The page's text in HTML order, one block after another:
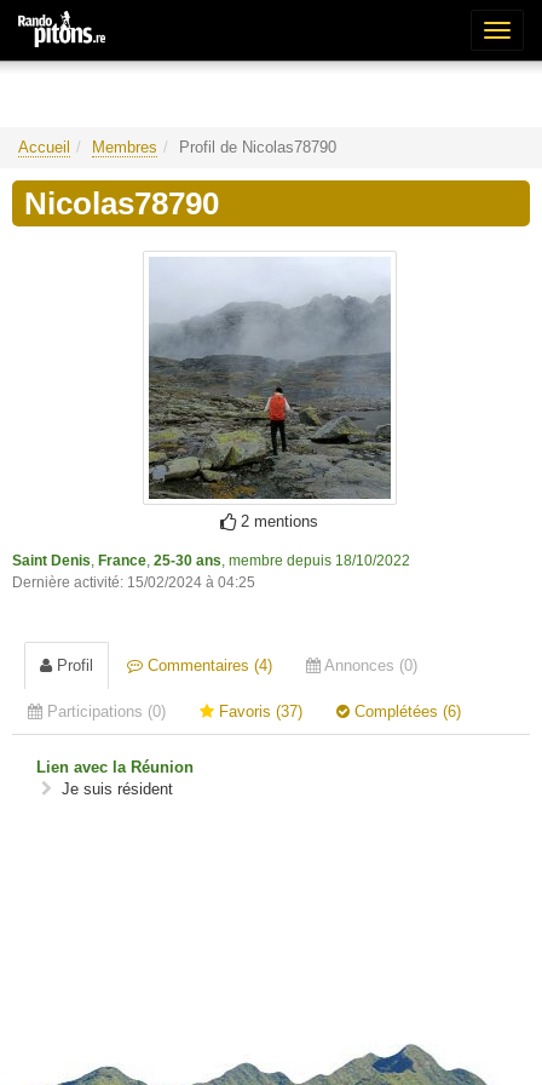
Accueil Membres Profil de Nicolas78790
Nicolas78790
2 mentions
Saint Denis France 25-30 ans , membre depuis 18/10/2022
Dernière activité: 15/02/2024 à 04:25
Profil Commentaires (4) Annonces (0)
Participations (0) Favoris (37) Complétées (6)
Lien avec la Réunion
Je suis résident